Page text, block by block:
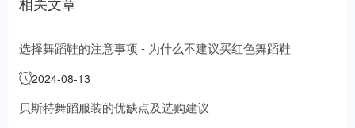
选择舞蹈鞋的注意事项 - 为什么不建议买红色舞蹈鞋
2024-08-13
贝斯特舞蹈服装的优缺点及选购建议